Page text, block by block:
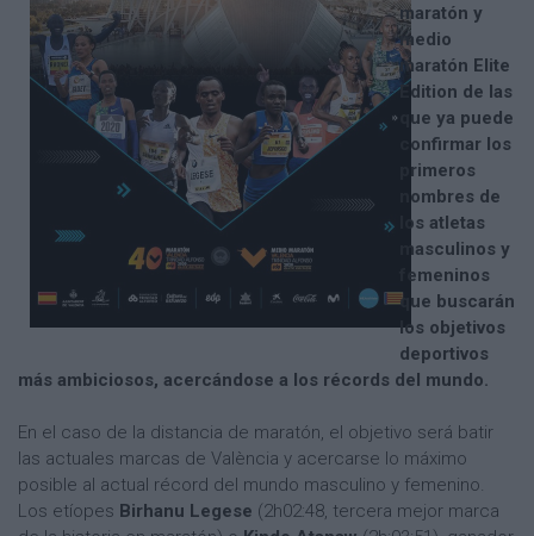
maratón y
medio
maratón Elite
Edition de las
que ya puede
confirmar los
primeros
nombres de
los atletas
masculinos y
femeninos
que buscarán
los objetivos
deportivos
más ambiciosos, acercándose a los récords del mundo.
En el caso de la distancia de maratón, el objetivo será batir
las actuales marcas de València y acercarse lo máximo
posible al actual récord del mundo masculino y femenino.
Los etíopes Birhanu Legese (2h02:48, tercera mejor marca